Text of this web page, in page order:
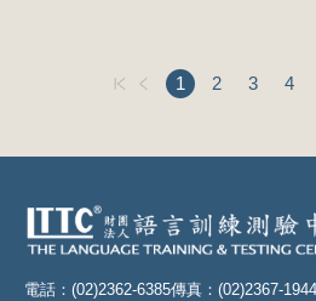
1 2 3 4
電話：(02)2362-6385傳真：(02)2367-1944